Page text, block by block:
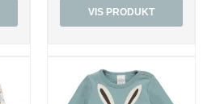
VIS PRODUKT